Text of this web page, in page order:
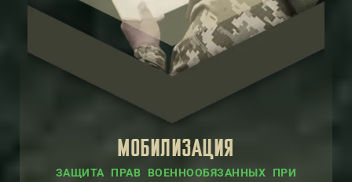
МОБИЛИЗАЦИЯ
ЗАЩИТА ПРАВ ВОЕННООБЯЗАННЫХ ПРИ